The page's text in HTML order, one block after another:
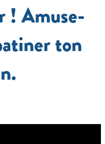
! Amuse-
ton